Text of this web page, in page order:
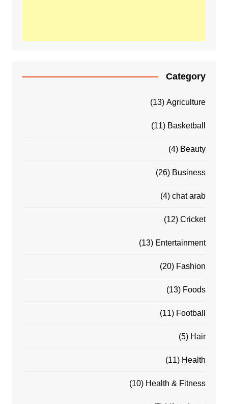
Category
Agriculture
(13)
Basketball
(11)
Beauty
(4)
Business
(26)
chat arab
(4)
Cricket
(12)
Entertainment
(13)
Fashion
(20)
Foods
(13)
Football
(11)
Hair
(5)
Health
(11)
Health & Fitness
(10)